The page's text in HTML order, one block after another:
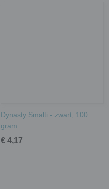
Dynasty Smalti - zwart; 100
gram
€ 4,17